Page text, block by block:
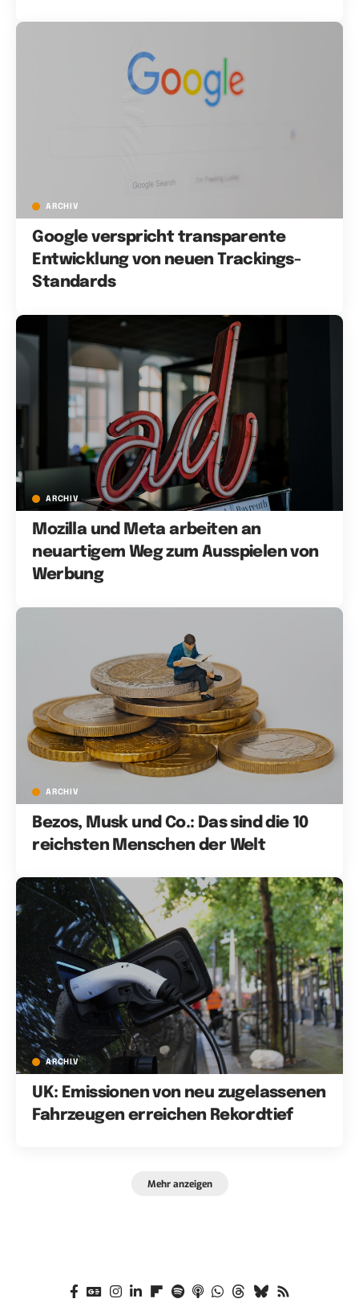
ARCHIV
Google verspricht transparente
Entwicklung von neuen Trackings-
Standards
ARCHIV
Mozilla und Meta arbeiten an
neuartigem Weg zum Ausspielen von
Werbung
ARCHIV
Bezos, Musk und Co.: Das sind die 10
reichsten Menschen der Welt
ARCHIV
UK: Emissionen von neu zugelassenen
Fahrzeugen erreichen Rekordtief
Mehr anzeigen